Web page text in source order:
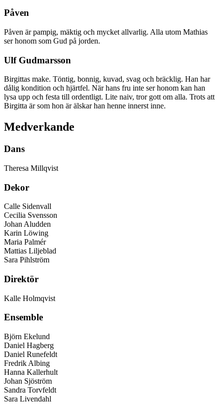
Påven
Påven är pampig, mäktig och mycket allvarlig. Alla utom Mathias
ser honom som Gud på jorden.
Ulf Gudmarsson
Birgittas make. Töntig, bonnig, kuvad, svag och bräcklig. Han har
dålig kondition och hjärtfel. När hans fru inte ser honom kan han
lysa upp och festa till ordentligt. Lite naiv, tror gott om alla. Trots att
Birgitta är som hon är älskar han henne innerst inne.
Medverkande
Dans
Theresa Millqvist
Dekor
Calle Sidenvall
Cecilia Svensson
Johan Aludden
Karin Löwing
Maria Palmér
Mattias Liljeblad
Sara Pihlström
Direktör
Kalle Holmqvist
Ensemble
Björn Ekelund
Daniel Hagberg
Daniel Runefeldt
Fredrik Albing
Hanna Kallerhult
Johan Sjöström
Sandra Torvfeldt
Sara Livendahl